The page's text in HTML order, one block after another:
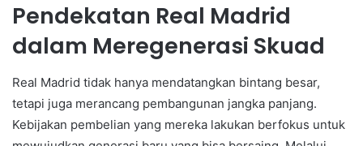
Pendekatan Real Madrid
dalam Meregenerasi Skuad
Real Madrid tidak hanya mendatangkan bintang besar,
tetapi juga merancang pembangunan jangka panjang.
Kebijakan pembelian yang mereka lakukan berfokus untuk